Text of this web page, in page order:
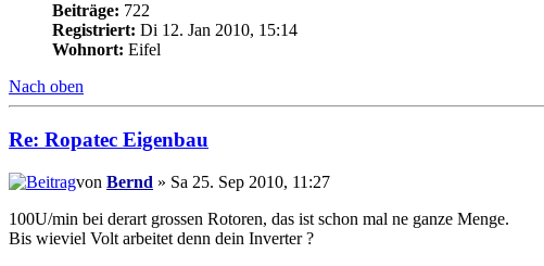
Beiträge: 722
Registriert: Di 12. Jan 2010, 15:14
Wohnort: Eifel
Nach oben
Re: Ropatec Eigenbau
von Bernd » Sa 25. Sep 2010, 11:27
100U/min bei derart grossen Rotoren, das ist schon mal ne ganze Menge.
Bis wieviel Volt arbeitet denn dein Inverter ?